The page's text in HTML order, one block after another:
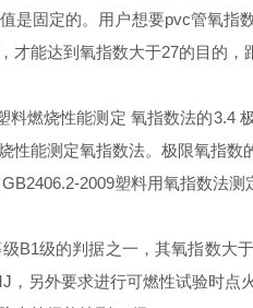
是固定的。用户想要pvc管氧
能达到氧指数大于27的目的，
料燃烧性能测定 氧指数法的3.4
性能测定氧指数法。极限氧
2009塑料用氧指数法
B1级的判据之一，其氧指数大
，另外要求进行可燃性试验时点